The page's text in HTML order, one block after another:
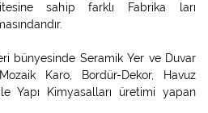
sahip farklı Fabrika ları
bünyesinde Seramik Yer ve Duvar
Karo, Bordür-Dekor, Havuz
Yapı Kimyasalları üretimi yapan